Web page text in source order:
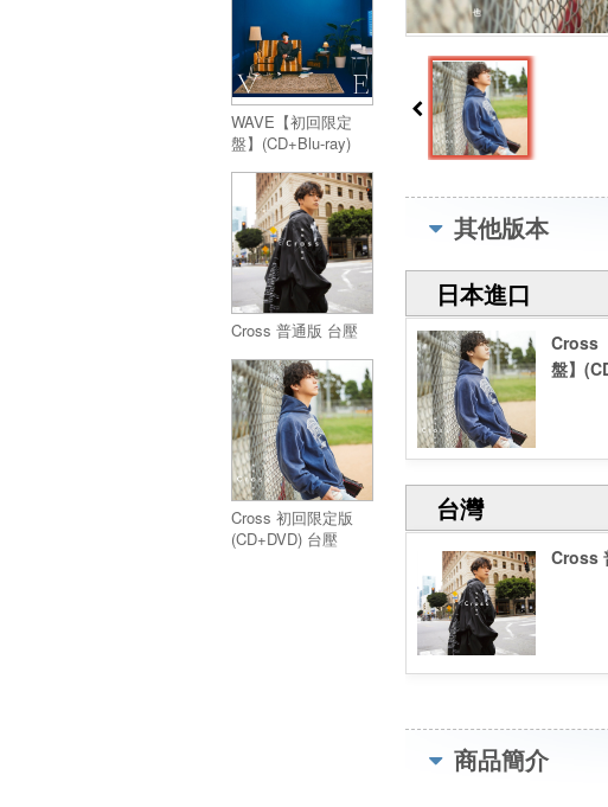
WAVE【初回限定
盤】(CD+Blu-ray)
Cross 普通版 台壓
Cross 初回限定版
(CD+DVD) 台壓
其他版本
日本進口
Cross
盤】
台灣
Cross
商品簡介